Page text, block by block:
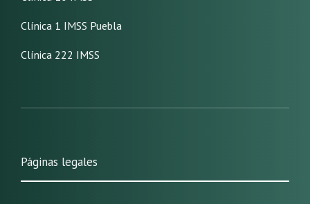
Clínica 1 IMSS Puebla
Clínica 222 IMSS
Páginas legales